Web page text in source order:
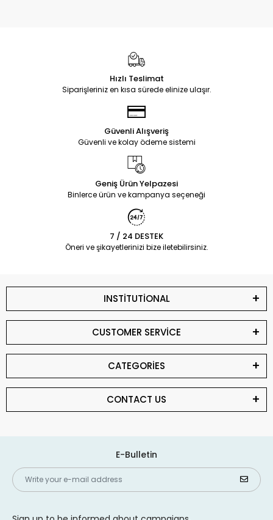
Hızlı Teslimat
Siparişleriniz en kısa sürede elinize ulaşır.
Güvenli Alışveriş
Güvenli ve kolay ödeme sistemi
Geniş Ürün Yelpazesi
Binlerce ürün ve kampanya seçeneği
7 / 24 DESTEK
Öneri ve şikayetlerinizi bize iletebilirsiniz.
INSTİTUTİONAL
CUSTOMER SERVİCE
CATEGORİES
CONTACT US
E-Bulletin